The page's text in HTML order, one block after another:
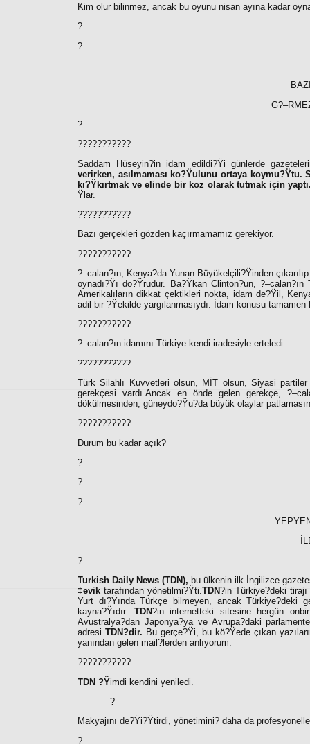
Kim olur bilinmez, ancak bu oyunu nisan ayına kadar
?
?
?
???????????
Saddam Hüseyin?in idam edildi?Ÿi günlerde
verirken, asılmaması ko?Ÿulunu ortaya
kı?Ÿkırtmak ve elinde bir koz olarak tutmak için
Ÿlar.
???????????
Bazı gerçekleri gözden kaçırmamamız gerekiyor.
???????????
?–calan?ın, Kenya?da Yunan Büyükelçili?Ÿinden
oynadı?Ÿı do?Ÿrudur. Ba?Ÿkan Clinton?un,
Amerikalıların dikkat çektikleri nokta, idam de?Ÿil,
adil bir ?Ÿekilde yargılanmasıydı. İdam konusu
???????????
?–calan?ın idamını Türkiye kendi iradesiyle erteledi.
???????????
Türk Silahlı Kuvvetleri olsun, MİT olsun, Siyasi
gerekçesi vardı.Ancak en önde gelen gerekçe,
dökülmesinden, güneydo?Ÿu?da büyük olaylar
???????????
Durum bu kadar açık?
?
?
?
?
Turkish Daily News (TDN), bu ülkenin ilk İngilizce
‡eviktarafından yönetilmi?Ÿti.TDN?in Türkiye?deki
Yurt dı?Ÿında Türkçe bilmeyen, ancak Türkiye?deki
kayna?Ÿıdır. TDN?in internetteki sitesine hergün
Avustralya?dan Japonya?ya ve Avrupa?daki
adresi TDN?dir. Bu gerçe?Ÿi, bu kö?Ÿede çıkan
yanından gelen mail?lerden anlıyorum.
???????????
TDN ?Ÿimdi kendini yeniledi.
?
Makyajını de?Ÿi?Ÿtirdi, yönetimini? daha da
?